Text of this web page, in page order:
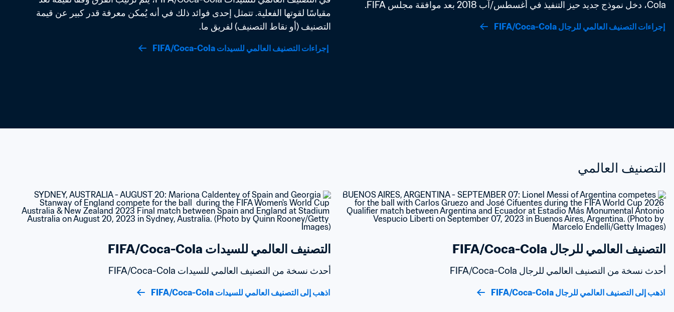
Cola، دخل نموذج جديد حيز التنفيذ في أغسطس/آب 2018 بعد موافقة مجلس FIFA.
إجراءات التصنيف العالمي للرجال FIFA/Coca-Cola
التصنيف (أو نقاط التصنيف) لفريق ما.
التصنيف العالمي
التصنيف العالمي للرجال FIFA/Coca-Cola
أحدث نسخة من التصنيف العالمي للرجال FIFA/Coca-Cola
اذهب إلى التصنيف العالمي للرجال FIFA/Coca-Cola
التصنيف العالمي للسيدات FIFA/Coca-Cola
أحدث نسخة من التصنيف العالمي للسيدات FIFA/Coca-Cola
اذهب إلى التصنيف العالمي للسيدات FIFA/Coca-Cola